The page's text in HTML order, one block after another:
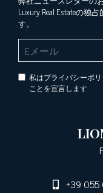
Luxury Real Estateの独
す。
私はプライバシーポ
ことを宣言します
+39